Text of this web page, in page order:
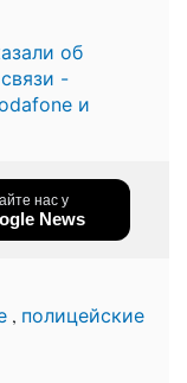
об
-
и
нас у
News
, полицейские